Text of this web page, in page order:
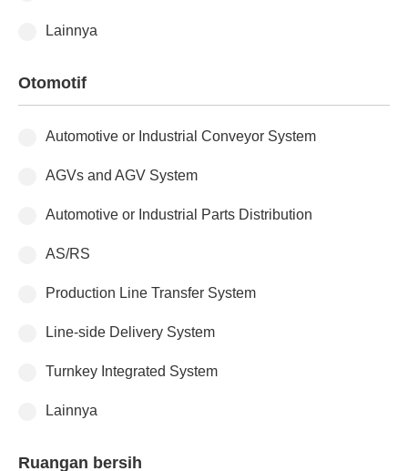
Lainnya
Otomotif
Automotive or Industrial Conveyor System
AGVs and AGV System
Automotive or Industrial Parts Distribution
AS/RS
Production Line Transfer System
Line-side Delivery System
Turnkey Integrated System
Lainnya
Ruangan bersih